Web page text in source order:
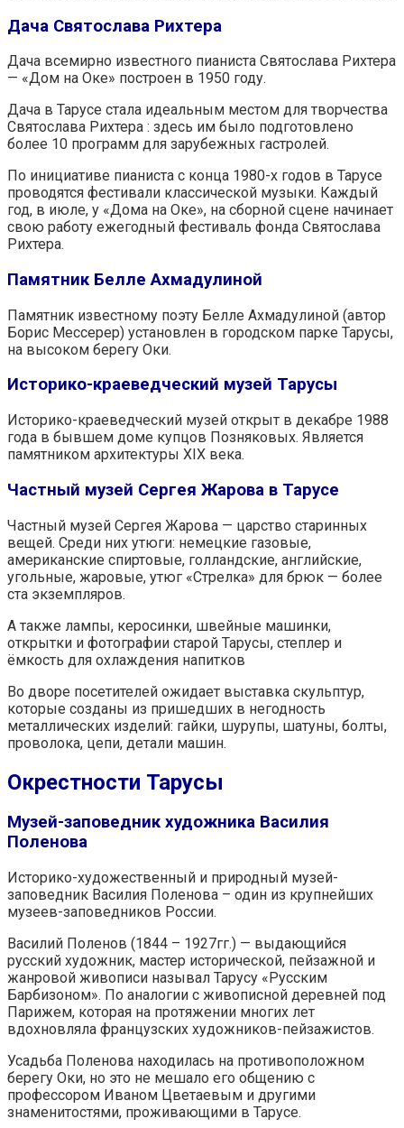
Дача Святослава Рихтера
Дача всемирно известного пианиста Святослава Рихтера
— «Дом на Оке» построен в 1950 году.
Дача в Тарусе стала идеальным местом для творчества
Святослава Рихтера : здесь им было подготовлено
более 10 программ для зарубежных гастролей.
По инициативе пианиста с конца 1980-х годов в Тарусе
проводятся фестивали классической музыки. Каждый
год, в июле, у «Дома на Оке», на сборной сцене начинает
свою работу ежегодный фестиваль фонда Святослава
Рихтера.
Памятник Белле Ахмадулиной
Памятник известному поэту Белле Ахмадулиной (автор
Борис Мессерер) установлен в городском парке Тарусы,
на высоком берегу Оки.
Историко-краеведческий музей Тарусы
Историко-краеведческий музей открыт в декабре 1988
года в бывшем доме купцов Позняковых. Является
памятником архитектуры XIX века.
Частный музей Сергея Жарова в Тарусе
Частный музей Сергея Жарова — царство старинных
вещей. Среди них утюги: немецкие газовые,
американские спиртовые, голландские, английские,
угольные, жаровые, утюг «Стрелка» для брюк — более
ста экземпляров.
А также лампы, керосинки, швейные машинки,
открытки и фотографии старой Тарусы, степлер и
ёмкость для охлаждения напитков
Во дворе посетителей ожидает выставка скульптур,
которые созданы из пришедших в негодность
металлических изделий: гайки, шурупы, шатуны, болты,
проволока, цепи, детали машин.
Окрестности Тарусы
Музей-заповедник художника Василия
Поленова
Историко-художественный и природный музей-
заповедник Василия Поленова – один из крупнейших
музеев-заповедников России.
Василий Поленов (1844 – 1927гг.) — выдающийся
русский художник, мастер исторической, пейзажной и
жанровой живописи называл Тарусу «Русским
Барбизоном». По аналогии с живописной деревней под
Парижем, которая на протяжении многих лет
вдохновляла французских художников-пейзажистов.
Усадьба Поленова находилась на противоположном
берегу Оки, но это не мешало его общению с
профессором Иваном Цветаевым и другими
знаменитостями, проживающими в Тарусе.